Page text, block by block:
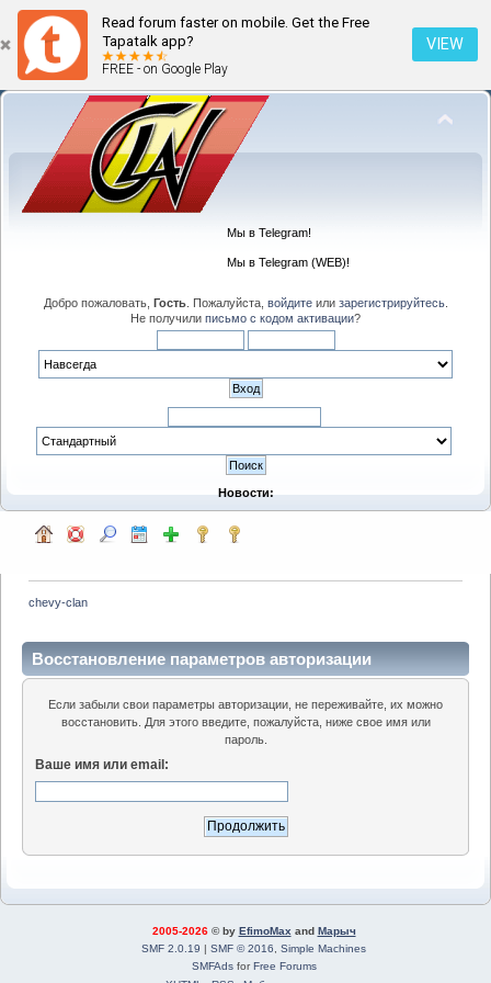
Read forum faster on mobile. Get the Free
Tapatalk app?
FREE - on Google Play
VIEW
Мы в Telegram!
Мы в Telegram (WEB)!
Добро пожаловать, Гость. Пожалуйста, войдитеили зарегистрируйтесь.
Не получили письмо с кодом активации?
Новости:
chevy-clan
Восстановление параметров авторизации
Если забыли свои параметры авторизации, не переживайте, их можно
восстановить. Для этого введите, пожалуйста, ниже свое имя или
пароль.
Ваше имя или email:
2005-2026© by EfimoMax and Марыч
SMF 2.0.19 | SMF © 2016
Simple Machines
SMFAdsforFree Forums